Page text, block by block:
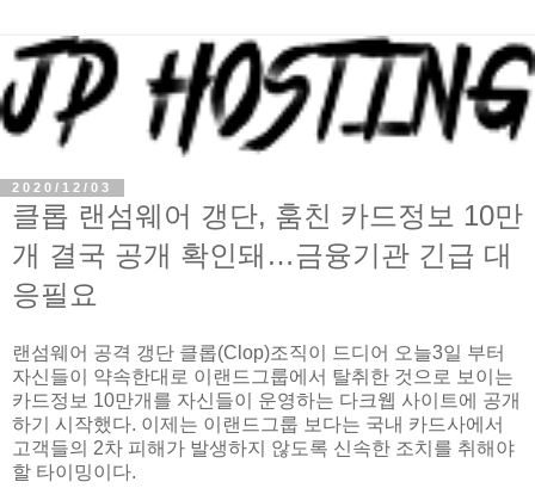
2020/12/03
클롭 랜섬웨어 갱단, 훔친 카드정보 10만
개 결국 공개 확인돼…금융기관 긴급 대
응필요
랜섬웨어 공격 갱단 클롭(Clop)조직이 드디어 오늘3일 부터
자신들이 약속한대로 이랜드그룹에서 탈취한 것으로 보이는
카드정보 10만개를 자신들이 운영하는 다크웹 사이트에 공개
하기 시작했다. 이제는 이랜드그룹 보다는 국내 카드사에서
고객들의 2차 피해가 발생하지 않도록 신속한 조치를 취해야
할 타이밍이다.